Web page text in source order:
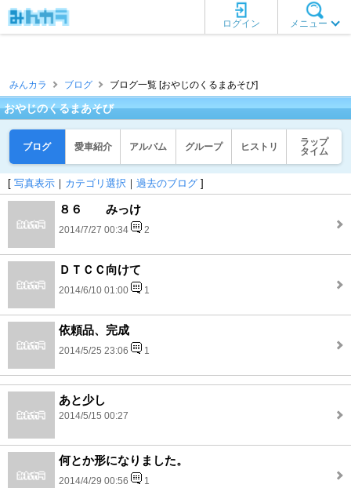
メニュー
ログイン
みんカラ ブログ ブログ一覧 [おやじのくるまあそび]
おやじのくるまあそび
ブログ 愛車紹介 アルバム グループ ヒストリ
ラップ
タイム
[ 写真表示 ｜ カテゴリ選択 ｜ 過去のブログ ]
８６ みっけ
2014/7/27 00:34 2
ＤＴＣＣ向けて
2014/6/10 01:00 1
依頼品、完成
2014/5/25 23:06 1
あと少し
2014/5/15 00:27
何とか形になりました。
2014/4/29 00:56 1